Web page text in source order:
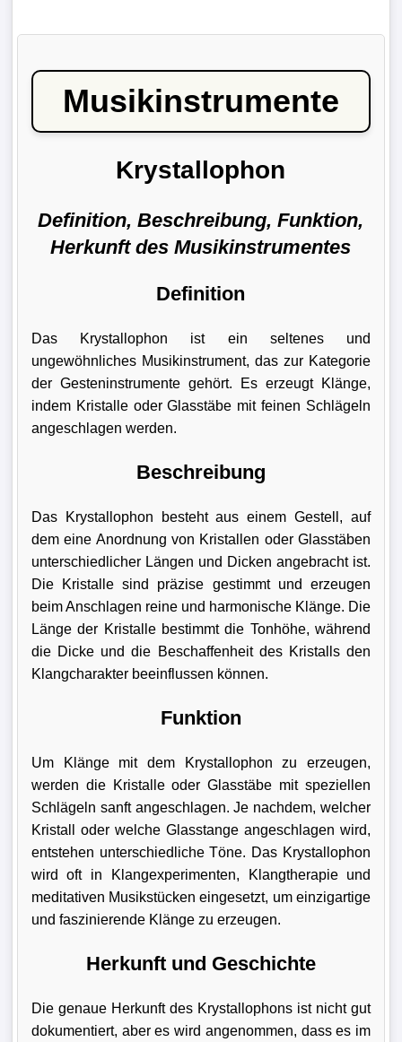
Musikinstrumente
Krystallophon
Definition, Beschreibung, Funktion,
Herkunft des Musikinstrumentes
Definition
Das Krystallophon ist ein seltenes und
ungewöhnliches Musikinstrument, das zur Kategorie
der Gesteninstrumente gehört. Es erzeugt Klänge,
indem Kristalle oder Glasstäbe mit feinen Schlägeln
angeschlagen werden.
Beschreibung
Das Krystallophon besteht aus einem Gestell, auf
dem eine Anordnung von Kristallen oder Glasstäben
unterschiedlicher Längen und Dicken angebracht ist.
Die Kristalle sind präzise gestimmt und erzeugen
beim Anschlagen reine und harmonische Klänge. Die
Länge der Kristalle bestimmt die Tonhöhe, während
die Dicke und die Beschaffenheit des Kristalls den
Klangcharakter beeinflussen können.
Funktion
Um Klänge mit dem Krystallophon zu erzeugen,
werden die Kristalle oder Glasstäbe mit speziellen
Schlägeln sanft angeschlagen. Je nachdem, welcher
Kristall oder welche Glasstange angeschlagen wird,
entstehen unterschiedliche Töne. Das Krystallophon
wird oft in Klangexperimenten, Klangtherapie und
meditativen Musikstücken eingesetzt, um einzigartige
und faszinierende Klänge zu erzeugen.
Herkunft und Geschichte
Die genaue Herkunft des Krystallophons ist nicht gut
dokumentiert, aber es wird angenommen, dass es im